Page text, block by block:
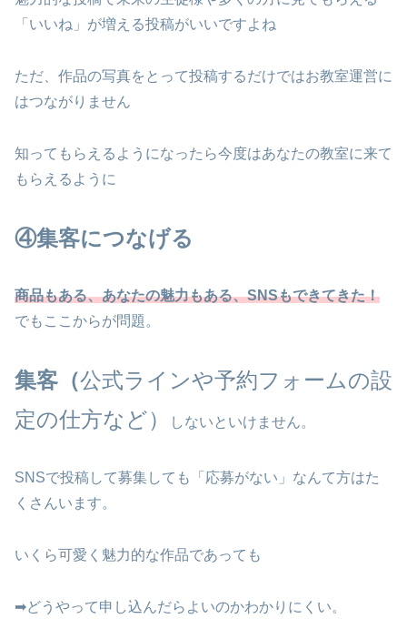
「いいね」が増える投稿がいいですよね
ただ、作品の写真をとって投稿するだけではお教室運営に
はつながりません
知ってもらえるようになったら今度はあなたの教室に来て
もらえるように
④集客につなげる
商品もある、あなたの魅力もある、SNSもできてきた！
でもここからが問題。
集客（公式ラインや予約フォームの設
定の仕方など）
しないといけません。
SNSで投稿して募集しても「応募がない」なんて方はた
くさんいます。
いくら可愛く魅力的な作品であっても
➡どうやって申し込んだらよいのかわかりにくい。